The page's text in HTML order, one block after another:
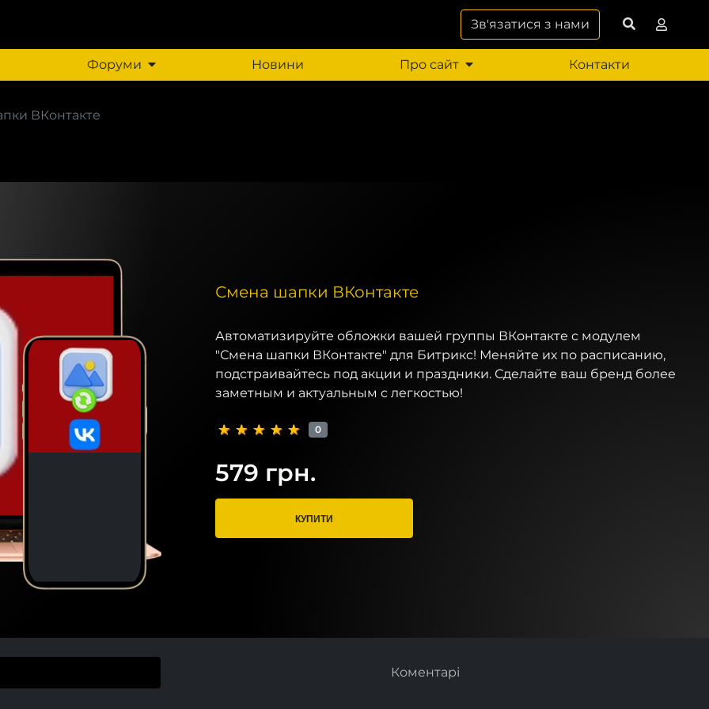
Зв'язатися з нами
Форуми Новини Про сайт Контакти
ВКонтакте
Смена шапки ВКонтакте
Автоматизируйте обложки вашей группы ВКонтакте с модулем
"Смена шапки ВКонтакте" для Битрикс! Меняйте их по расписанию,
подстраивайтесь под акции и праздники. Сделайте ваш бренд более
заметным и актуальным с легкостью!
0
579 грн.
КУПИТИ
Коментарі